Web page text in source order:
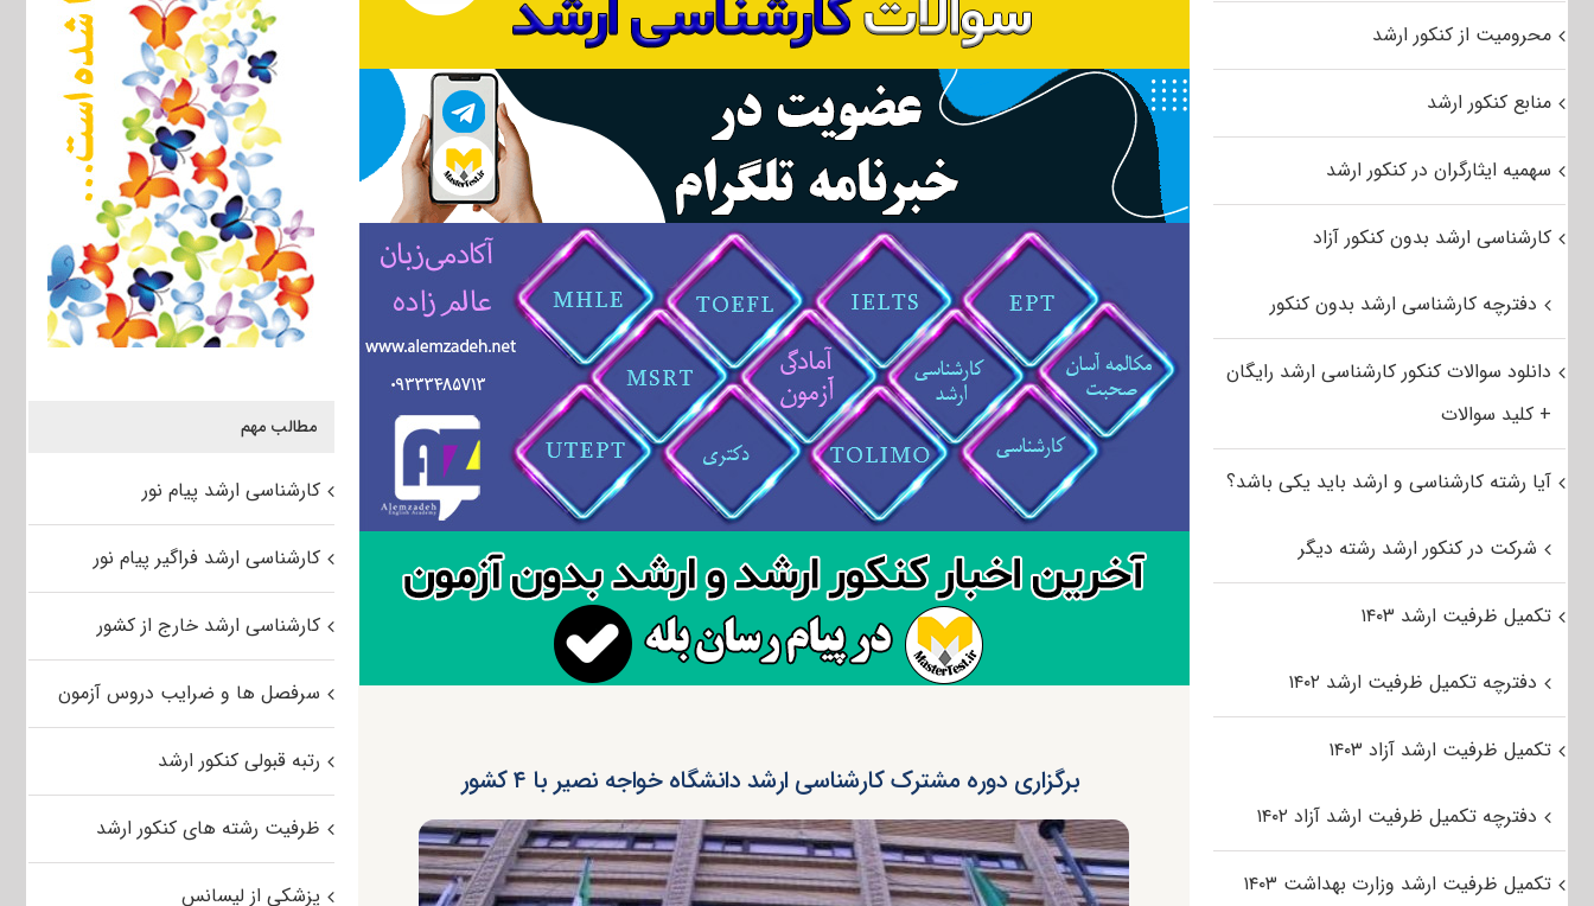
برگزاری دوره مشترک کارشناسی ارشد دانشگاه خواجه نصیر با ۴ کشور
مطالب مهم
کارشناسی ارشد پیام نور
کارشناسی ارشد فراگیر پیام نور
کارشناسی ارشد خارج از کشور
سرفصل ها و ضرایب دروس آزمون
رتبه قبولی کنکور ارشد
ظرفیت رشته های کنکور ارشد
پزشکی از لیسانس
محرومیت از کنکور ارشد
منابع کنکور ارشد
سهمیه ایثارگران در کنکور ارشد
کارشناسی ارشد بدون کنکور آزاد
دفترچه کارشناسی ارشد بدون کنکور
دانلود سوالات کنکور کارشناسی ارشد رایگان
+ کلید سوالات
آیا رشته کارشناسی و ارشد باید یکی باشد؟
شرکت در کنکور ارشد رشته دیگر
تکمیل ظرفیت ارشد ۱۴۰۳
دفترچه تکمیل ظرفیت ارشد ۱۴۰۲
تکمیل ظرفیت ارشد آزاد ۱۴۰۳
دفترچه تکمیل ظرفیت ارشد آزاد ۱۴۰۲
تکمیل ظرفیت ارشد وزارت بهداشت ۱۴۰۳